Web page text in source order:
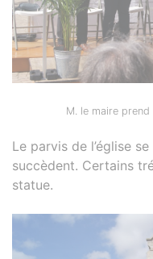
M. le maire
Le parvis de l’église
succèdent. Certains
statue.